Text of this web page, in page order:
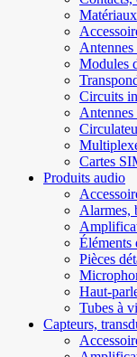
Modules
Circuits
Cartes
Produits audio
Alarmes,
Éléments
Pièces
Haut-
Tubes à
Capteurs,